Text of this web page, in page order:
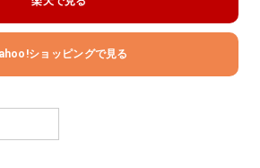
ショッピングで見る